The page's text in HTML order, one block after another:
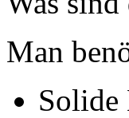
Man
Solide